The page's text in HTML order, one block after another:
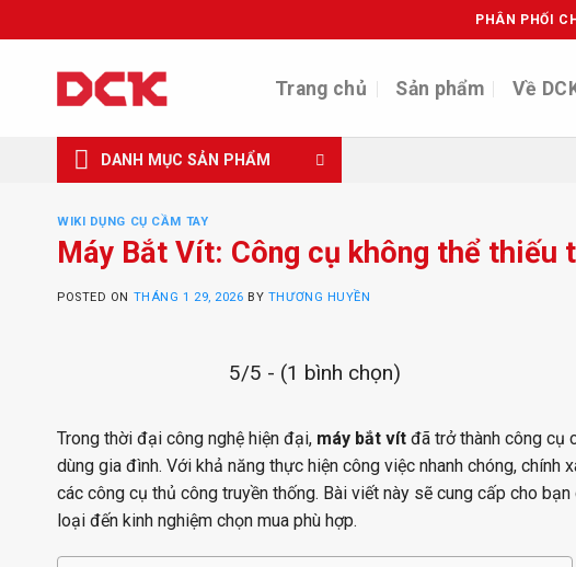
to
PHÂN PHỐI
Trang chủ Sản phẩm Về
DANH MỤC SẢN PHẨM
WIKI DỤNG CỤ CẦM TAY
Máy Bắt Vít: Công cụ không thể thiếu
POSTED ON THÁNG 1 29, 2026 BY THƯƠNG HUYỀN
5/5 - (1 bình chọn)
Trong thời đại công nghệ hiện đại, máy bắt vít đã trở thành công cụ
dùng gia đình. Với khả năng thực hiện công việc nhanh chóng,
các công cụ thủ công truyền thống. Bài viết này sẽ cung cấp cho
loại đến kinh nghiệm chọn mua phù hợp.